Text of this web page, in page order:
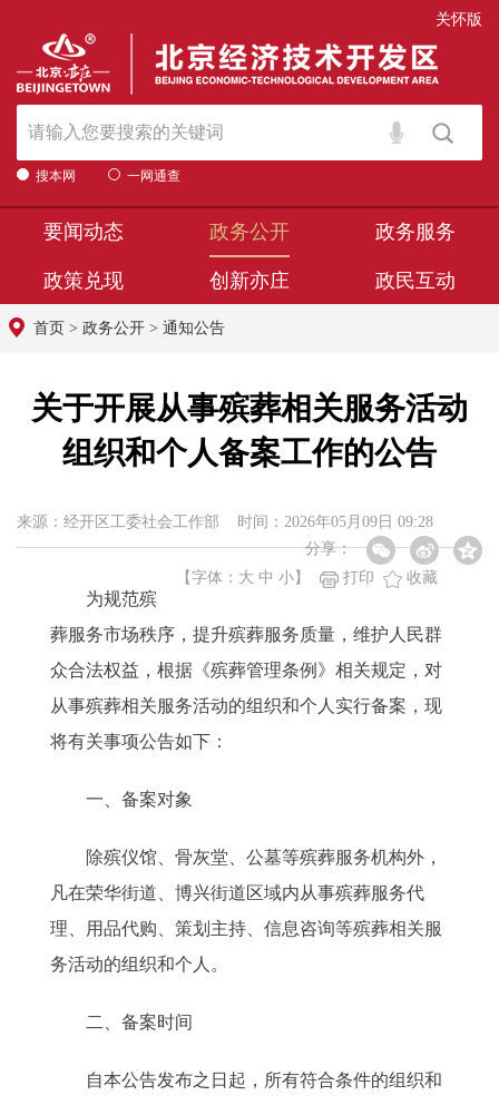
关怀版
搜本网 一网通查
要闻动态 政务公开 政务服务
政策兑现 创新亦庄 政民互动
首页 > 政务公开 > 通知公告
关于开展从事殡葬相关服务活动
组织和个人备案工作的公告
来源：经开区工委社会工作部 时间：2026年05月09日 09:28
分享：
【字体： 大 中 小 】 打印 收藏
为规范殡
葬服务市场秩序，提升殡葬服务质量，维护人民群
众合法权益，根据《殡葬管理条例》相关规定，对
从事殡葬相关服务活动的组织和个人实行备案，现
将有关事项公告如下：
一、备案对象
除殡仪馆、骨灰堂、公墓等殡葬服务机构外，
凡在荣华街道、博兴街道区域内从事殡葬服务代
理、用品代购、策划主持、信息咨询等殡葬相关服
务活动的组织和个人。
二、备案时间
自本公告发布之日起，所有符合条件的组织和